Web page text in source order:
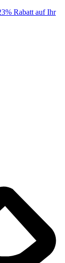
Rabatt auf Ihr